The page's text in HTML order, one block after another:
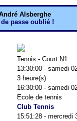
Alsberghe
de passe oublié !
Tennis - Court N1
13:30:00 - samedi
3 heure(s)
16:30:00 - samedi
Ecole de tennis
Club Tennis
15:51:28 - mercredi